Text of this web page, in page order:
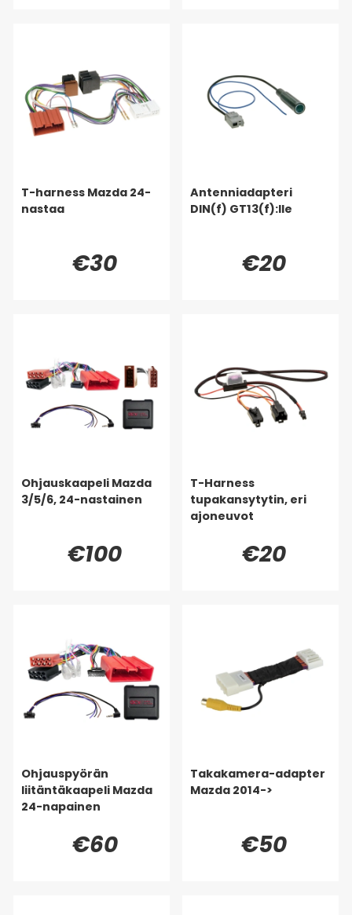
T-harness Mazda 24-
nastaa
€30
Antenniadapteri
DIN(f) GT13(f):lle
€20
Ohjauskaapeli Mazda
3/5/6, 24-nastainen
€100
T-Harness
tupakansytytin, eri
ajoneuvot
€20
Ohjauspyörän
liitäntäkaapeli Mazda
24-napainen
€60
Takakamera-adapter
Mazda 2014->
€50